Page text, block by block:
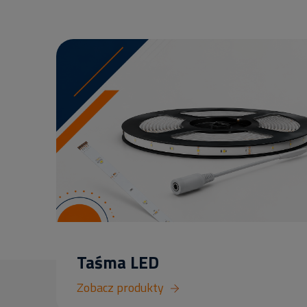
Taśma LED
Zobacz produkty